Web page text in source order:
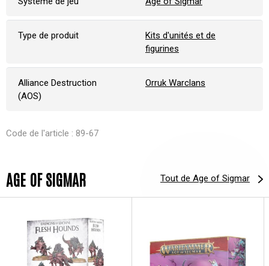
Type de produit
Kits d'unités et de
figurines
Alliance Destruction
(AOS)
Orruk Warclans
Code de l'article : 89-67
AGE OF SIGMAR Tout de Age of Sigmar